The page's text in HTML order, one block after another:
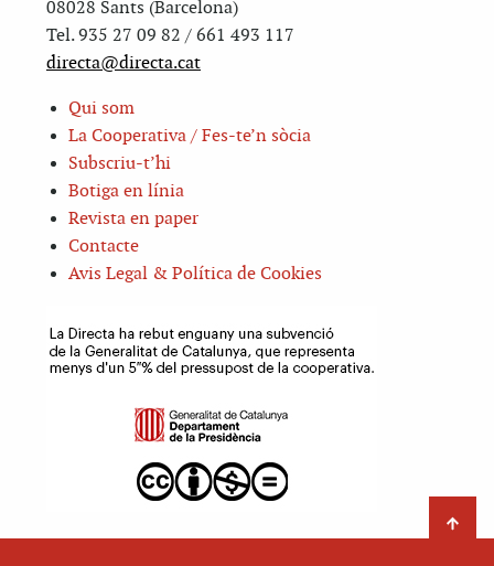
08028 Sants (Barcelona)
Tel. 935 27 09 82 / 661 493 117
directa@directa.cat
Qui som
La Cooperativa / Fes-te’n sòcia
Subscriu-t’hi
Botiga en línia
Revista en paper
Contacte
Avis Legal & Política de Cookies